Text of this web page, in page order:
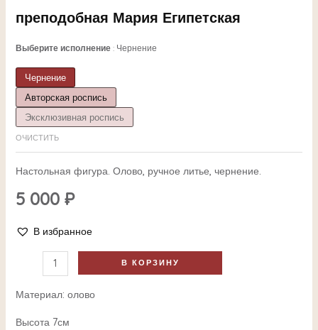
преподобная Мария Египетская
Выберите исполнение Чернение
Чернение
Авторская роспись
Эксклюзивная роспись
ОЧИСТИТЬ
Настольная фигура. Олово, ручное литье, чернение.
5 000 ₽
В избранное
В КОРЗИНУ
Материал: олово
Высота 7см